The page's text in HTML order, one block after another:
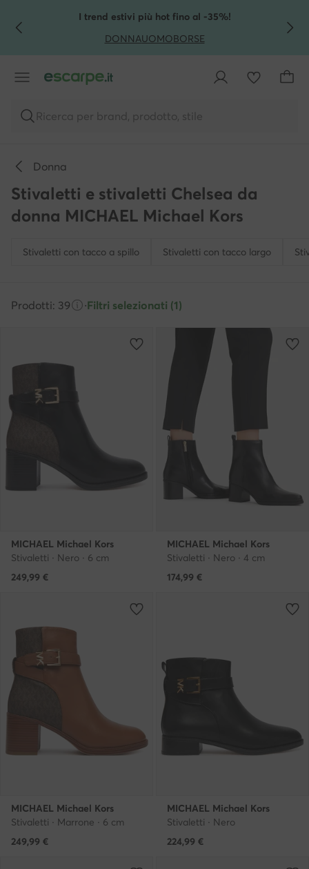
VAI AL CONTENUTO PRINCIPALE
VAI ALLA RICERCAI trend estivi più hot fino al -35%!
DONNAUOMOBORSE
Ricerca per brand, prodotto, stile
Donna
Stivaletti e stivaletti Chelsea da
donna MICHAEL Michael Kors
Stivaletti con tacco a spillo Stivaletti con tacco largo
Prodotti: 39 ·Filtri selezionati (1)
MICHAEL Michael Kors
Stivaletti · Nero · 6 cm
249,99 €
MICHAEL Michael Kors
Stivaletti · Nero · 4 cm
174,99 €
MICHAEL Michael Kors
Stivaletti · Marrone · 6 cm
249,99 €
MICHAEL Michael Kors
Stivaletti · Nero
224,99 €